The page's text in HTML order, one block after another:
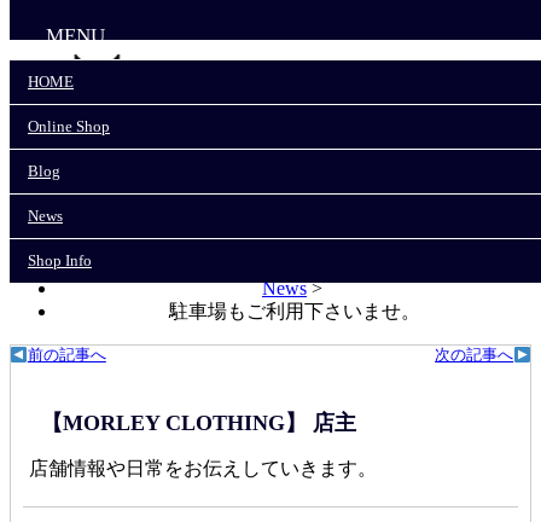
Online Shop
News
MENU
HOME
Online Shop
Blog
News
Shop Info
News>
駐車場もご利用下さいませ。
次の記事へ
前の記事へ
【MORLEY CLOTHING】 店主
店舗情報や日常をお伝えしていきます。